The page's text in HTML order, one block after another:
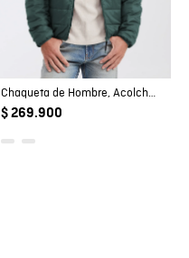
Chaqueta de Hombre, Acolchada - TOGS
$ 269.900